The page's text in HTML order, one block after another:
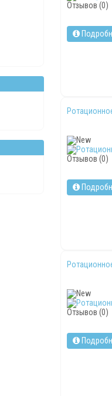
Отзывов (0)
Отзывов (0)
Отзывов (0)